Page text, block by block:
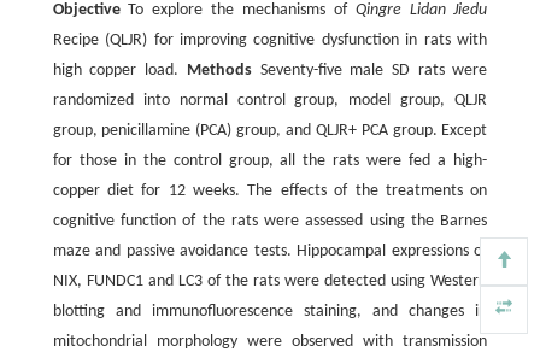
ObjectiveTo explore the mechanisms of Qingre Lidan Jiedu
Recipe (QLJR) for improving cognitive dysfunction in rats with
high copper load. MethodsSeventy-five male SD rats were
randomized into normal control group, model group, QLJR
group, penicillamine (PCA) group, and QLJR+ PCA group. Except
for those in the control group, all the rats were fed a high-
copper diet for 12 weeks. The effects of the treatments on
cognitive function of the rats were assessed using the Barnes
maze and passive avoidance tests. Hippocampal expressions of
NIX, FUNDC1 and LC3 of the rats were detected using Western
blotting and immunofluorescence staining, and changes in
mitochondrial morphology were observed with transmission